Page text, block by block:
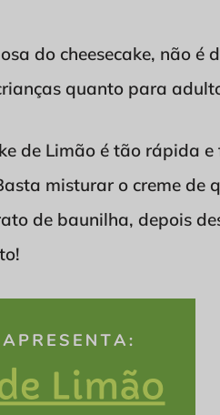
do cheesecake, não é
quanto para
de Limão é tão rápida
misturar o creme de
de baunilha, depois